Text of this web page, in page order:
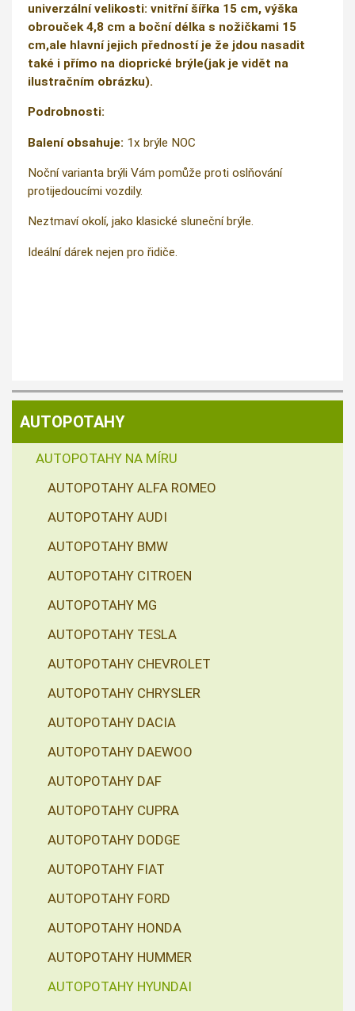
univerzální velikosti: vnitřní šířka 15 cm, výška
obrouček 4,8 cm a boční délka s nožičkami 15
cm,ale hlavní jejich předností je že jdou nasadit
také i přímo na dioprické brýle(jak je vidět na
ilustračním obrázku).
Podrobnosti:
Balení obsahuje: 1x brýle NOC
Noční varianta brýli Vám pomůže proti oslňování
protijedoucími vozdily.
Neztmaví okolí, jako klasické sluneční brýle.
Ideální dárek nejen pro řidiče.
AUTOPOTAHY
AUTOPOTAHY NA MÍRU
AUTOPOTAHY ALFA ROMEO
AUTOPOTAHY AUDI
AUTOPOTAHY BMW
AUTOPOTAHY CITROEN
AUTOPOTAHY MG
AUTOPOTAHY TESLA
AUTOPOTAHY CHEVROLET
AUTOPOTAHY CHRYSLER
AUTOPOTAHY DACIA
AUTOPOTAHY DAEWOO
AUTOPOTAHY DAF
AUTOPOTAHY CUPRA
AUTOPOTAHY DODGE
AUTOPOTAHY FIAT
AUTOPOTAHY FORD
AUTOPOTAHY HONDA
AUTOPOTAHY HUMMER
AUTOPOTAHY HYUNDAI